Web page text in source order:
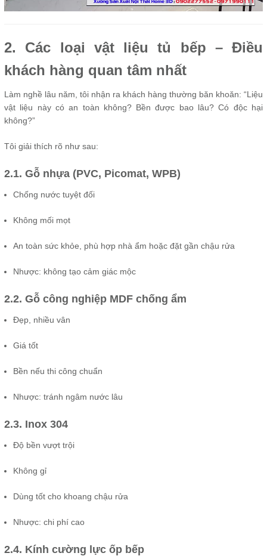
2. Các loại vật liệu tủ bếp – Điều
khách hàng quan tâm nhất
Làm nghề lâu năm, tôi nhận ra khách hàng thường băn khoăn: “Liệu
vật liệu này có an toàn không? Bền được bao lâu? Có độc hại
không?”
Tôi giải thích rõ như sau:
2.1. Gỗ nhựa (PVC, Picomat, WPB)
Chống nước tuyệt đối
Không mối mọt
An toàn sức khỏe, phù hợp nhà ẩm hoặc đặt gần chậu rửa
Nhược: không tạo cảm giác mộc
2.2. Gỗ công nghiệp MDF chống ẩm
Đẹp, nhiều vân
Giá tốt
Bền nếu thi công chuẩn
Nhược: tránh ngâm nước lâu
2.3. Inox 304
Độ bền vượt trội
Không gỉ
Dùng tốt cho khoang chậu rửa
Nhược: chi phí cao
2.4. Kính cường lực ốp bếp